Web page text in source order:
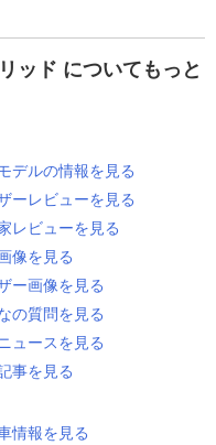
ッド についてもっと
デルの情報を見る
ーレビューを見る
レビューを見る
像を見る
ー画像を見る
の質問を見る
ュースを見る
事を見る
情報を見る